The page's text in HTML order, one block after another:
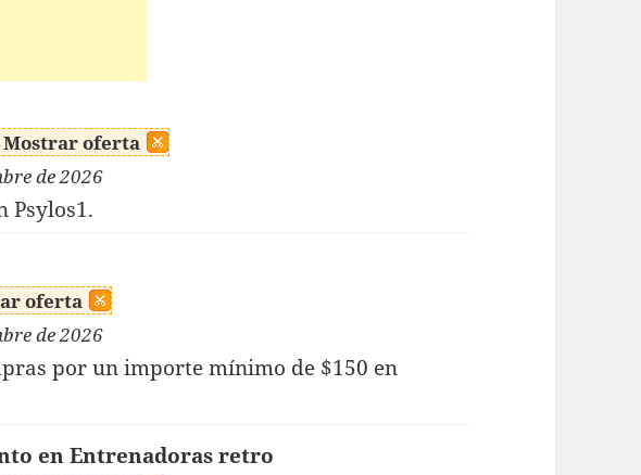
Mostrar oferta
de 2026
Psylos1.
oferta
de 2026
por un importe mínimo de $150 en
en Entrenadoras retro